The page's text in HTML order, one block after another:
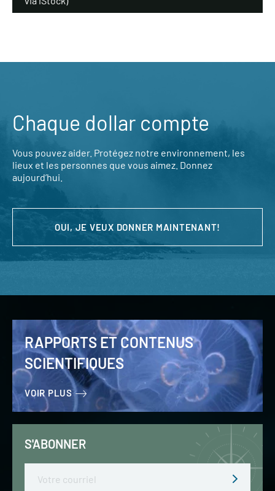
Chaque dollar compte
Vous pouvez aider. Protégez notre environnement, les
lieux et les personnes que vous aimez. Donnez
aujourd’hui.
OUI, JE VEUX DONNER MAINTENANT!
RAPPORTS ET CONTENUS
SCIENTIFIQUES
VOIR PLUS
S'ABONNER